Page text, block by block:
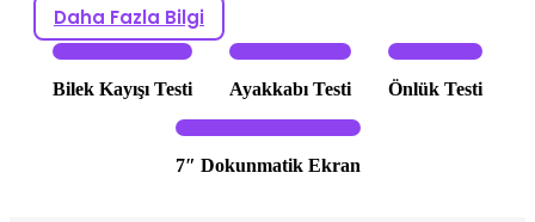
Daha Fazla Bilgi
Bilek Kayışı Testi Ayakkabı Testi Önlük Testi
7″ Dokunmatik Ekran